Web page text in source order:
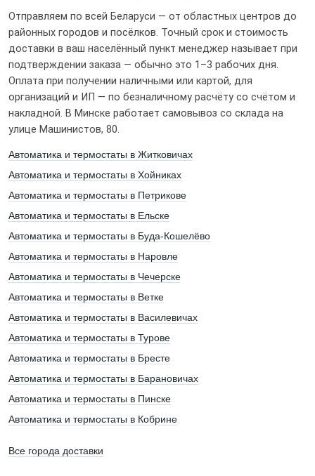
Отправляем по всей Беларуси — от областных центров до
районных городов и посёлков. Точный срок и стоимость
доставки в ваш населённый пункт менеджер называет при
подтверждении заказа — обычно это 1–3 рабочих дня.
Оплата при получении наличными или картой, для
организаций и ИП — по безналичному расчёту со счётом и
накладной. В Минске работает самовывоз со склада на
улице Машинистов, 80.
Автоматика и термостаты в Житковичах
Автоматика и термостаты в Хойниках
Автоматика и термостаты в Петрикове
Автоматика и термостаты в Ельске
Автоматика и термостаты в Буда-Кошелёво
Автоматика и термостаты в Наровле
Автоматика и термостаты в Чечерске
Автоматика и термостаты в Ветке
Автоматика и термостаты в Василевичах
Автоматика и термостаты в Турове
Автоматика и термостаты в Бресте
Автоматика и термостаты в Барановичах
Автоматика и термостаты в Пинске
Автоматика и термостаты в Кобрине
Все города доставки